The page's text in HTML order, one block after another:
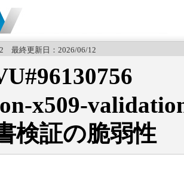
最終更新日：2026/06/12
x509-
検証の脆弱性